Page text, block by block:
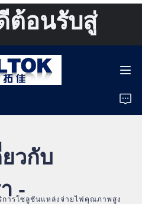
ต้อนรับสู่
ยวกับ
-
การโซลูชันแหล่งจ่ายไฟคุณภาพสูง